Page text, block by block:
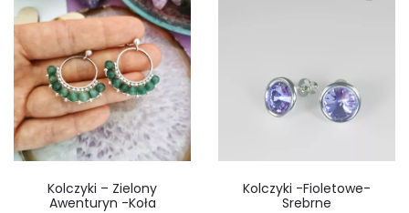
Kolczyki – Zielony
Awenturyn -Koła
Kolczyki -Fioletowe-
Srebrne